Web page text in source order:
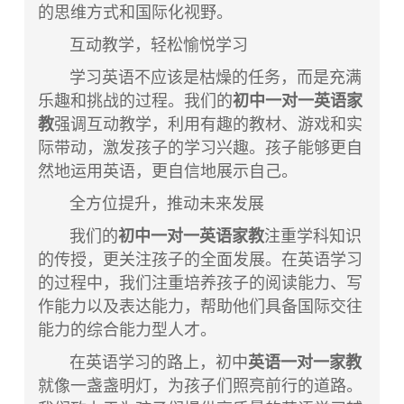
的思维方式和国际化视野。
互动教学，轻松愉悦学习
学习英语不应该是枯燥的任务，而是充满
乐趣和挑战的过程。我们的初中一对一英语家
教强调互动教学，利用有趣的教材、游戏和实
际带动，激发孩子的学习兴趣。孩子能够更自
然地运用英语，更自信地展示自己。
全方位提升，推动未来发展
我们的初中一对一英语家教注重学科知识
的传授，更关注孩子的全面发展。在英语学习
的过程中，我们注重培养孩子的阅读能力、写
作能力以及表达能力，帮助他们具备国际交往
能力的综合能力型人才。
在英语学习的路上，初中英语一对一家教
就像一盏盏明灯，为孩子们照亮前行的道路。